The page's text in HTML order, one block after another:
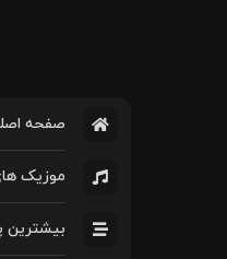
صفحه
موزیک
بیشترین